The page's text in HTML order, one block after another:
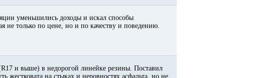
уменьшились доходы и искал способы
не только по цене, но и по качеству и поведению.
и выше) в недорогой линейке резины. Поставил
жестковата на стыках и неровностях асфальта, но не